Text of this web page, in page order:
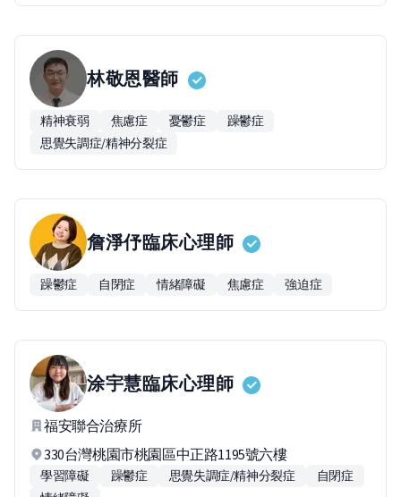
林敬恩醫師
精神衰弱 焦慮症 憂鬱症
躁鬱症
思覺失調症/精神分裂症
詹淨伃臨床心理師
躁鬱症 自閉症 情緒障礙 焦慮症 強迫症
涂宇慧臨床心理師
福安聯合治療所
330台灣桃園市桃園區中正路1195號六樓
學習障礙 躁鬱症 思覺失調症/精神分裂症
自閉症